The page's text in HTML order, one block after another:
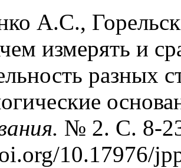
А.С.,
измерять и
разных
№ 2. С. 8-
10.17976/